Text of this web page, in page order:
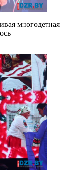
многодетная